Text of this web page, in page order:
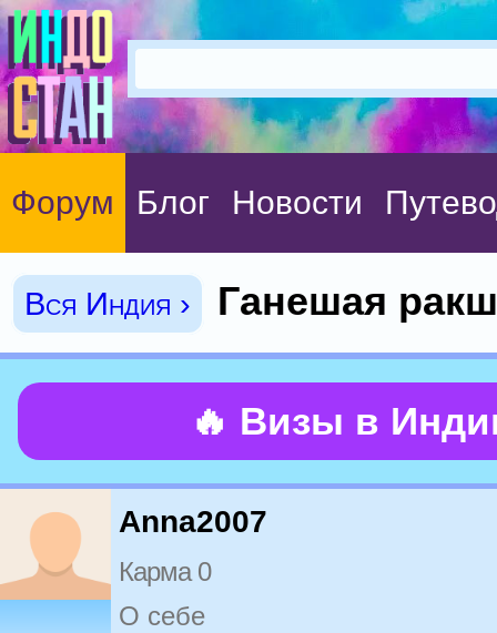
Форум Блог Новости
Вся Индия › Ганешая
🔥 Визы в
Anna2007
Карма 0
О себе